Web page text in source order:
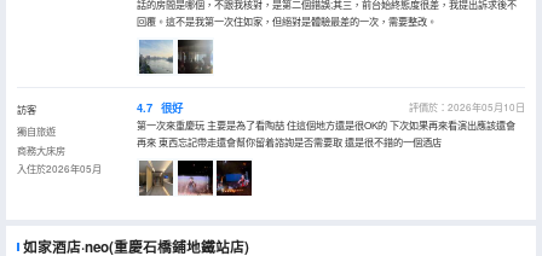
話的房間是哪個，不跟我核對，是第二個錯誤;其三，前台始終態度很差，我提出訴求後不
回覆。這不是我第一次住如家，但絕對是體驗最差的一次，需要整改。
訪客
獨自旅遊
商務大床房
入住於2026年05月
4.7 很好
評價於：2026年05月10日
第一次來重慶玩 主要是為了看陶喆 住這個地方還是很OK的 下次如果再來看演出應該還會
再來 東西忘記帶走還會幫你留着諮詢是否需要取 還是很不錯的一個酒店
如家酒店·neo(重慶石橋鋪地鐵站店)